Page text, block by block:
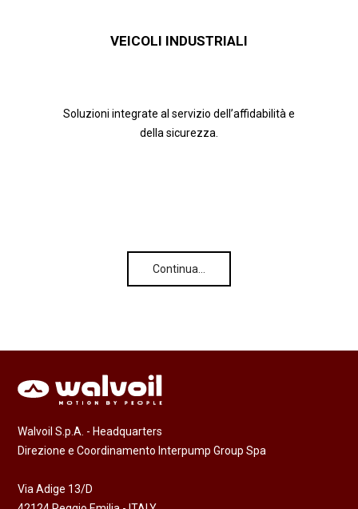
VEICOLI INDUSTRIALI
Soluzioni integrate al servizio dell’affidabilità e
della sicurezza.
Continua…
Walvoil S.p.A. - Headquarters
Direzione e Coordinamento Interpump Group Spa
Via Adige 13/D